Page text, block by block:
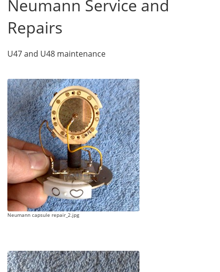
Neumann Service and
Repairs
U47 and U48 maintenance
Neumann capsule repair_2.jpg